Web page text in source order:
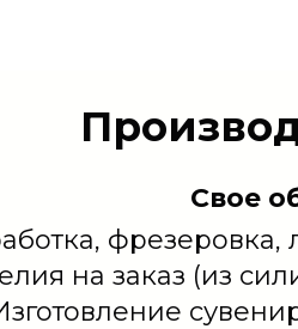
Свое
фрезеровка,
на заказ (из